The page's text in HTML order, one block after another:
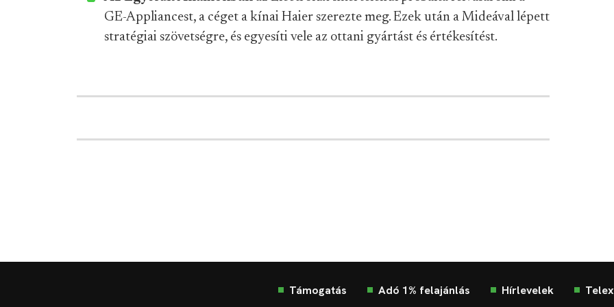
GE-Appliancest, a céget a kínai Haier szerezte meg. Ezek után a Mideával lépett
stratégiai szövetségre, és egyesíti vele az ottani gyártást és értékesítést.
Támogatás Adó 1% felajánlás Hírlevelek